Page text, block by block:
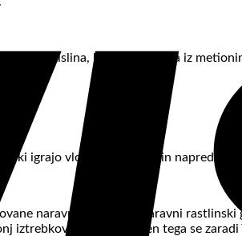
kislina, ki je sestavljena iz
ki igrajo vlogo pri razvoju in
naravne saponine (naravni
in urina. Zraven tega se